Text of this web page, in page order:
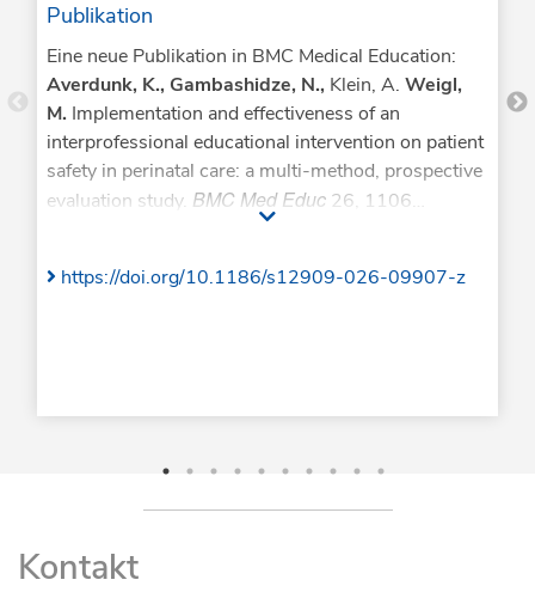
Publikation
Eine neue Publikation in BMC Medical Education:
Averdunk, K., Gambashidze, N., Klein, A. Weigl,
M. Implementation and effectiveness of an
interprofessional educational intervention on patient
safety in perinatal care: a multi-method, prospective
evaluation study. BMC Med Educ 26, 1106
https://doi.org/10.1186/s12909-026-
https://doi.org/10.1186/s12909-026-09907-z
Kontakt